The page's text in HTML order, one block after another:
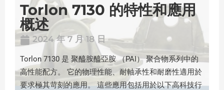
Torlon 7130 的特性和應用
概述
2024 年 7 月 18 日
Torlon 7130 是 聚醯胺醯亞胺 （PAI） 聚合物系列中的
高性能配方。 它的物理性能、耐軸承性和耐磨性適用於
要求極其苛刻的應用。 這些應用包括用於以下高科技行